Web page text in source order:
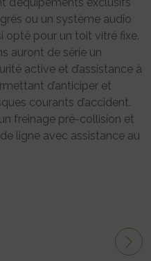
ou un système audio
opté pour un toit vitré fixe.
auront de série un
active et d’assistance à
d’anticiper et
courants d’accident.
freinage pré-collision et
ligne avec assistance au